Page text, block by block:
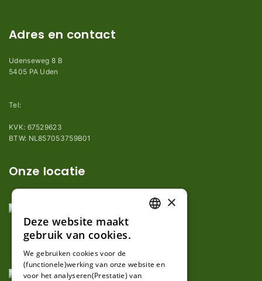
Adres en contact
Udenseweg 8 B
5405 PA Uden
Tel:
KVK: 67529623
BTW: NL857053759B01
Onze locatie
GERMAN
×
Deze website maakt
gebruik van cookies.
We gebruiken cookies voor de
(functionele)werking van onze website en
voor het analyseren(Prestatie) van